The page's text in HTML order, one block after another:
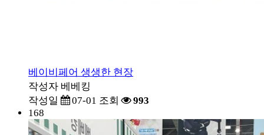
베이비페어 생생한 현장
작성자 베베킹
작성일
07-01 조회
993
168